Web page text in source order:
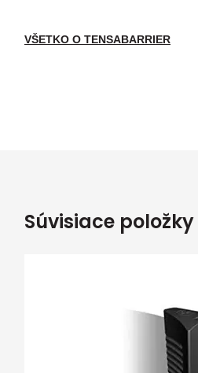
VŠETKO O TENSABARRIER
Súvisiace položky